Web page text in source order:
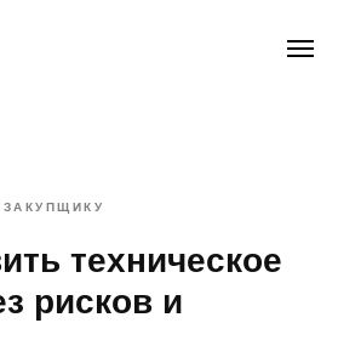
техническое
рисков и